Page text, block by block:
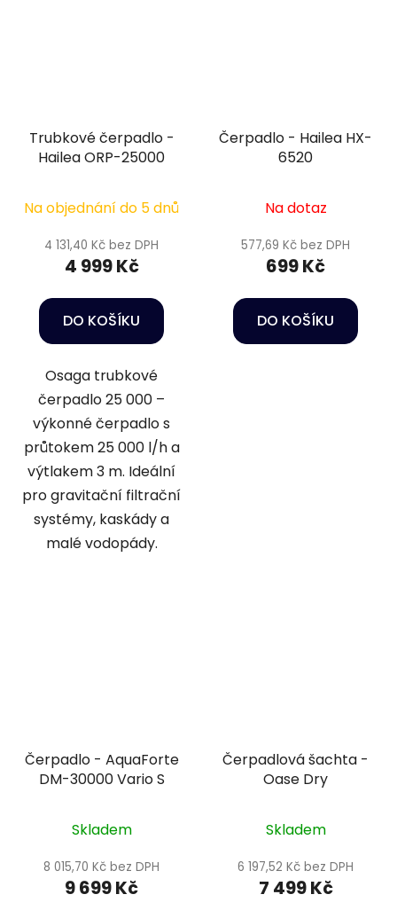
Trubkové čerpadlo -
Hailea ORP-25000
Na objednání do 5 dnů
4 131,40 Kč bez DPH
4 999 Kč
DO KOŠÍKU
Osaga trubkové
čerpadlo 25 000 –
výkonné čerpadlo s
průtokem 25 000 l/h a
výtlakem 3 m. Ideální
pro gravitační filtrační
systémy, kaskády a
malé vodopády.
Čerpadlo - Hailea HX-
6520
Na dotaz
577,69 Kč bez DPH
699 Kč
DO KOŠÍKU
Čerpadlo - AquaForte
DM-30000 Vario S
Skladem
8 015,70 Kč bez DPH
9 699 Kč
Čerpadlová šachta -
Oase Dry
Skladem
6 197,52 Kč bez DPH
7 499 Kč